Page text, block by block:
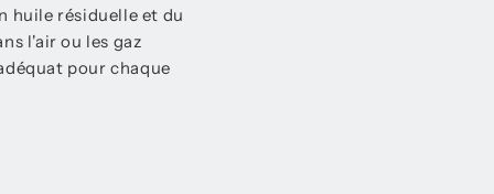
huile résiduelle et du
l'air ou les gaz
pour chaque